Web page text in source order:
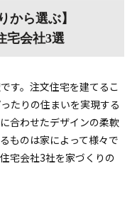
から選ぶ】
宅会社3選
す。注文住宅を建てるこ
たりの住まいを実現する
合わせたデザインの柔軟
ものは家によって様々で
宅会社3社を家づくりの